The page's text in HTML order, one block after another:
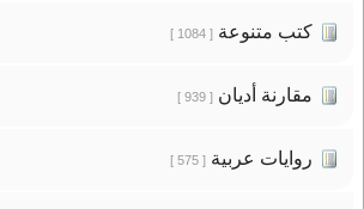
كتب متنوعة[ 1084 ]
مقارنة أديان[ 939 ]
روايات عربية[ 575 ]